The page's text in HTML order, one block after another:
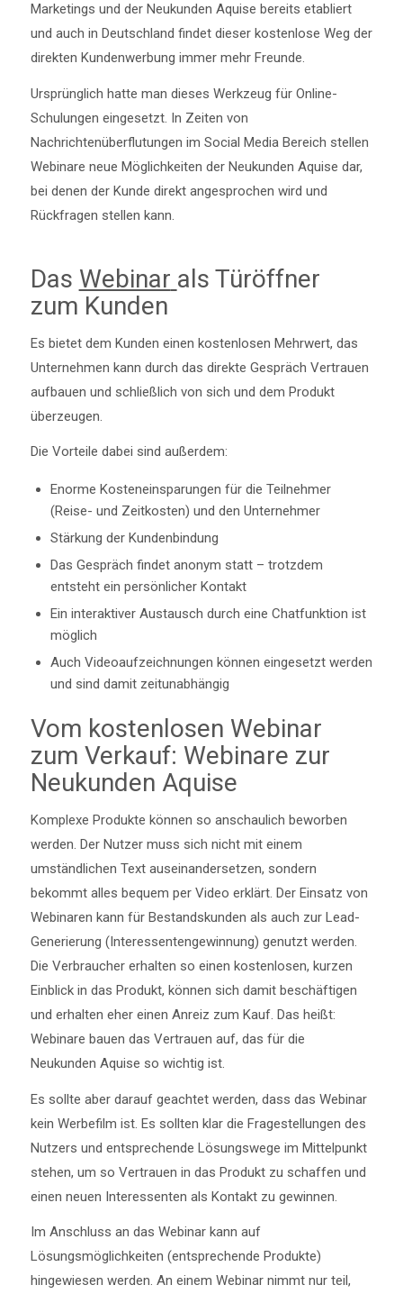
Marketings und der Neukunden Aquise bereits etabliert
und auch in Deutschland findet dieser kostenlose Weg der
direkten Kundenwerbung immer mehr Freunde.
Ursprünglich hatte man dieses Werkzeug für Online-
Schulungen eingesetzt. In Zeiten von
Nachrichtenüberflutungen im Social Media Bereich stellen
Webinare neue Möglichkeiten der Neukunden Aquise dar,
bei denen der Kunde direkt angesprochen wird und
Rückfragen stellen kann.
Das Webinar als Türöffner
zum Kunden
Es bietet dem Kunden einen kostenlosen Mehrwert, das
Unternehmen kann durch das direkte Gespräch Vertrauen
aufbauen und schließlich von sich und dem Produkt
überzeugen.
Die Vorteile dabei sind außerdem:
Enorme Kosteneinsparungen für die Teilnehmer
(Reise- und Zeitkosten) und den Unternehmer
Stärkung der Kundenbindung
Das Gespräch findet anonym statt – trotzdem
entsteht ein persönlicher Kontakt
Ein interaktiver Austausch durch eine Chatfunktion ist
möglich
Auch Videoaufzeichnungen können eingesetzt werden
und sind damit zeitunabhängig
Vom kostenlosen Webinar
zum Verkauf: Webinare zur
Neukunden Aquise
Komplexe Produkte können so anschaulich beworben
werden. Der Nutzer muss sich nicht mit einem
umständlichen Text auseinandersetzen, sondern
bekommt alles bequem per Video erklärt. Der Einsatz von
Webinaren kann für Bestandskunden als auch zur Lead-
Generierung (Interessentengewinnung) genutzt werden.
Die Verbraucher erhalten so einen kostenlosen, kurzen
Einblick in das Produkt, können sich damit beschäftigen
und erhalten eher einen Anreiz zum Kauf. Das heißt:
Webinare bauen das Vertrauen auf, das für die
Neukunden Aquise so wichtig ist.
Es sollte aber darauf geachtet werden, dass das Webinar
kein Werbefilm ist. Es sollten klar die Fragestellungen des
Nutzers und entsprechende Lösungswege im Mittelpunkt
stehen, um so Vertrauen in das Produkt zu schaffen und
einen neuen Interessenten als Kontakt zu gewinnen.
Im Anschluss an das Webinar kann auf
Lösungsmöglichkeiten (entsprechende Produkte)
hingewiesen werden. An einem Webinar nimmt nur teil,